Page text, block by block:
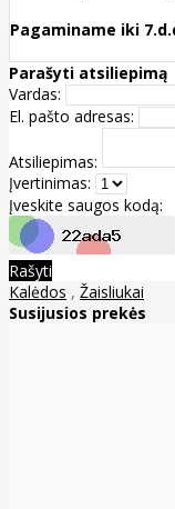
Pagaminame iki
Parašyti atsiliepimą
Vardas:
El. pašto adresas:
Atsiliepimas:
Įvertinimas:
Įveskite saugos kodą:
Rašyti
Kalėdos , Žaisliukai
Susijusios prekės